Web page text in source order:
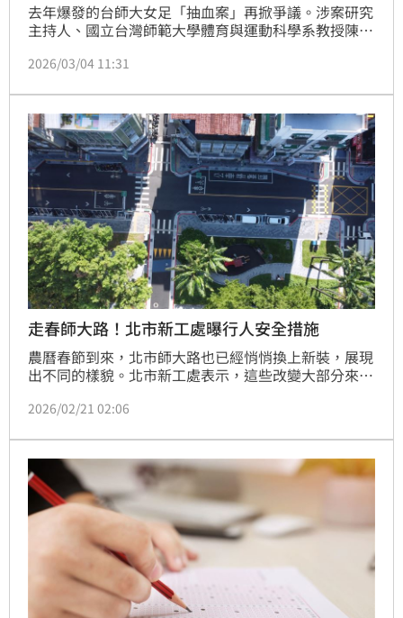
去年爆發的台師大女足「抽血案」再掀爭議。涉案研究
主持人、國立台灣師範大學體育與運動科學系教授陳忠
不過媒體直擊他已在本學期復出任教。對此，教育部今
補正相關資料報部。
2026/03/04 11:31
走春師大路！北市新工處曝行人安全措施
農曆春節到來，北市師大路也已經悄悄換上新裝，展現
出不同的樣貌。北市新工處表示，這些改變大部分來自
及路面更新工程均於114年完工後，師大路有了更寬
及便利的通學環境，讓市民及師大的師生都能悠遊漫步
其間，提供舒適愜意的通行體驗。
2026/02/21 02:06